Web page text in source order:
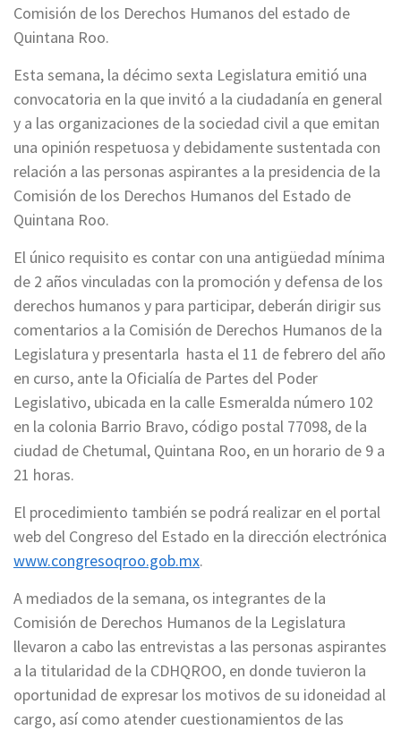
Comisión de los Derechos Humanos del estado de
Quintana Roo.
Esta semana, la décimo sexta Legislatura emitió una
convocatoria en la que invitó a la ciudadanía en general
y a las organizaciones de la sociedad civil a que emitan
una opinión respetuosa y debidamente sustentada con
relación a las personas aspirantes a la presidencia de la
Comisión de los Derechos Humanos del Estado de
Quintana Roo.
El único requisito es contar con una antigüedad mínima
de 2 años vinculadas con la promoción y defensa de los
derechos humanos y para participar, deberán dirigir sus
comentarios a la Comisión de Derechos Humanos de la
Legislatura y presentarla hasta el 11 de febrero del año
en curso, ante la Oficialía de Partes del Poder
Legislativo, ubicada en la calle Esmeralda número 102
en la colonia Barrio Bravo, código postal 77098, de la
ciudad de Chetumal, Quintana Roo, en un horario de 9 a
21 horas.
El procedimiento también se podrá realizar en el portal
web del Congreso del Estado en la dirección electrónica
www.congresoqroo.gob.mx.
A mediados de la semana, os integrantes de la
Comisión de Derechos Humanos de la Legislatura
llevaron a cabo las entrevistas a las personas aspirantes
a la titularidad de la CDHQROO, en donde tuvieron la
oportunidad de expresar los motivos de su idoneidad al
cargo, así como atender cuestionamientos de las